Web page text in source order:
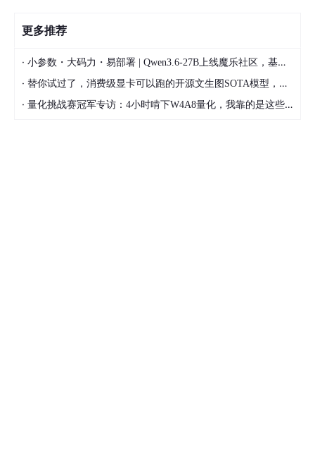
更多推荐
· 小参数・大码力・易部署 | Qwen3.6-27B上线魔乐社区，基于昇腾的部署教程来了
· 替你试过了，消费级显卡可以跑的开源文生图SOTA模型，顶级渲染、高密度文本绘图
· 量化挑战赛冠军专访：4小时啃下W4A8量化，我靠的是这些经验